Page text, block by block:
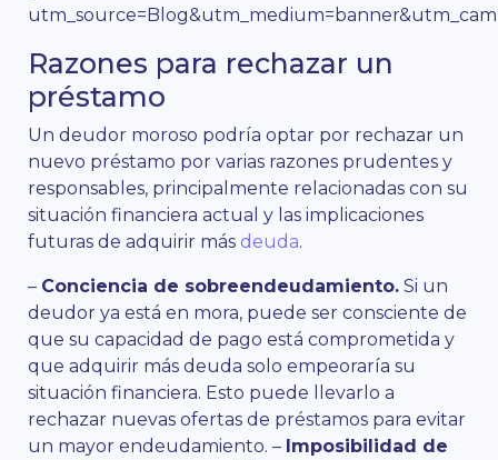
Razones para rechazar un
préstamo
Un deudor moroso podría optar por rechazar un
nuevo préstamo por varias razones prudentes y
responsables, principalmente relacionadas con su
situación financiera actual y las implicaciones
futuras de adquirir más deuda.
– Conciencia de sobreendeudamiento. Si un
deudor ya está en mora, puede ser consciente de
que su capacidad de pago está comprometida y
que adquirir más deuda solo empeoraría su
situación financiera. Esto puede llevarlo a
rechazar nuevas ofertas de préstamos para evitar
un mayor endeudamiento. – Imposibilidad de